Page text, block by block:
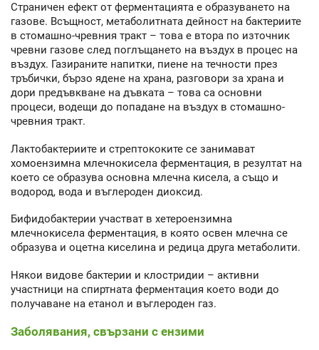
Страничен ефект от ферментацията е образуването на
газове. Всъщност, метаболитната дейност на бактериите
в стомашно-чревния тракт – това е втора по източник
чревни газове след поглъщането на въздух в процес на
въздух. Газираните напитки, пиене на течности през
тръбички, бързо ядене на храна, разговори за храна и
дори предъвкване на дъвката – това са основни
процеси, водещи до попадане на въздух в стомашно-
чревния тракт.
Лактобактериите и стрептококите се занимават
хомоензимна млечнокисела ферментация, в резултат на
което се образува основна млечна кисела, а също и
водород, вода и въглероден диоксид.
Бифидобактерии участват в хетероензимна
млечнокисела ферментация, в която освен млечна се
образува и оцетна киселина и редица друга метаболити.
Някои видове бактерии и клостридии – активни
участници на спиртната ферментация което води до
получаване на етанол и въглероден газ.
Заболявания, свързани с ензими